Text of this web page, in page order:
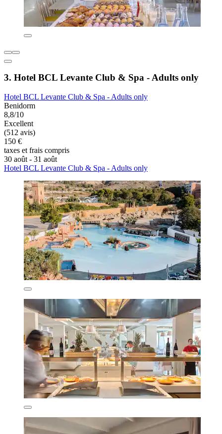
3. Hotel BCL Levante Club & Spa - Adults only
Hotel BCL Levante Club & Spa - Adults only
Benidorm
8,8/10
Excellent
(512 avis)
150 €
taxes et frais compris
30 août - 31 août
Hotel BCL Levante Club & Spa - Adults only